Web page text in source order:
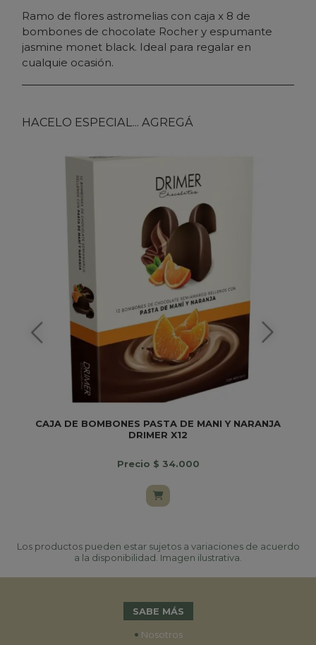
Ramo de flores astromelias con caja x 8 de
bombones de chocolate Rocher y espumante
jasmine monet black. Ideal para regalar en
cualquie ocasión.
HACELO ESPECIAL... AGREGÁ
CAJA DE BOMBONES PASTA DE MANI Y NARANJA
DRIMER X12
Precio $ 34.000
Los productos pueden estar sujetos a variaciones de acuerdo
a la disponibilidad. Imagen ilustrativa.
SABE MÁS
• Nosotros